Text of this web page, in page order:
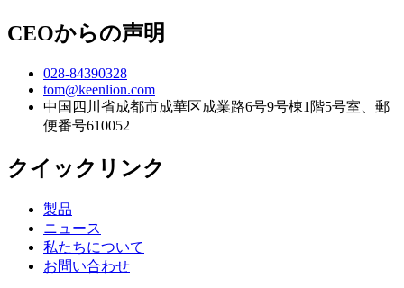
CEOからの声明
028-84390328
tom@keenlion.com
中国四川省成都市成華区成業路6号9号棟1階5号室、郵
便番号610052
クイックリンク
製品
ニュース
私たちについて
お問い合わせ